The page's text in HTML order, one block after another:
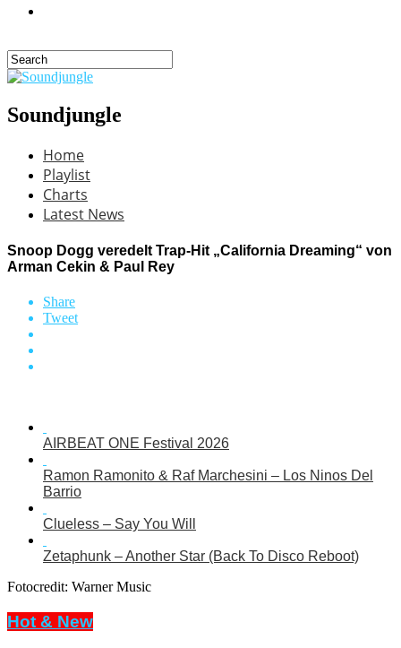
Soundjungle
Home
Playlist
Charts
Latest News
Snoop Dogg veredelt Trap-Hit „California Dreaming“ von
Arman Cekin & Paul Rey
Share
Tweet
AIRBEAT ONE Festival 2026
Ramon Ramonito & Raf Marchesini – Los Ninos Del
Barrio
Clueless – Say You Will
Zetaphunk – Another Star (Back To Disco Reboot)
Fotocredit: Warner Music
Hot & New